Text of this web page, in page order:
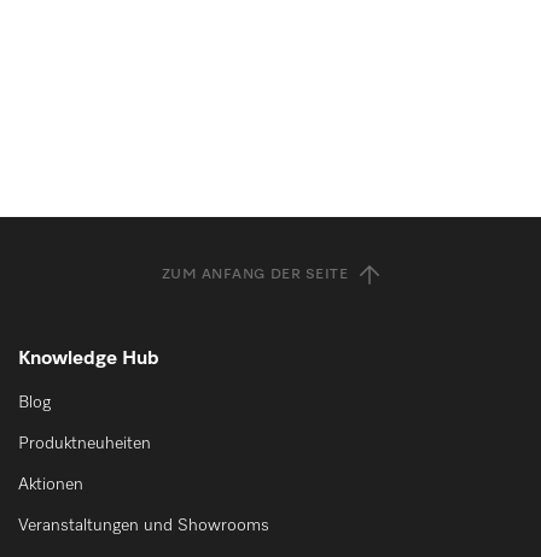
ZUM ANFANG DER SEITE
Knowledge Hub
Blog
Produktneuheiten
Aktionen
Veranstaltungen und Showrooms